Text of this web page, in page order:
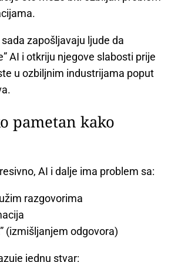
zapošljavaju ljude da
AI i otkriju njegove slabosti prije
u ozbiljnim industrijama poput
pametan kako
AI i dalje ima problem sa:
razgovorima
(izmišljanjem odgovora)
jednu stvar: